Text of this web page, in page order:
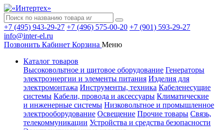
+7 (495) 943-29-27 +7 (496) 575-00-20 +7 (901) 593-29-27
info@inter-el.ru
Позвонить Кабинет Корзина Меню
Каталог товаров
Высоковольтное и щитовое оборудование Генераторы
электроэнергии и элементы питания Изделия для
электромонтажа Инструменты, техника Кабеленесущие
системы Кабели, провода и аксессуары Климатические
и инженерные системы Низковольтное и промышленное
электрооборудование Освещение Прочие товары Связь,
телекоммуникации Устройства и средства безопасности